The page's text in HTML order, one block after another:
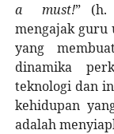
a
must!” (h.
mengajak guru
yang
dinamika
teknologi dan
kehidupan
adalah